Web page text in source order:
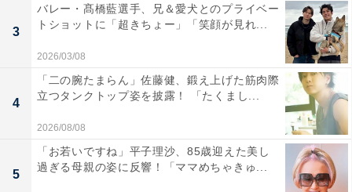
3
バレー・髙橋藍選手、兄＆愛犬とのプライベー
トショットに「超きちょー」「笑顔が見れ...
2026/03/08
4
「二の腕たまらん」佐藤健、鍛え上げた筋肉際
立つタンクトップ姿を披露！ 「たくまし...
2026/08/08
5
「お若いですね」平子理沙、85歳迎えた美し
過ぎる母親の姿に反響！「ママめちゃきゅ...